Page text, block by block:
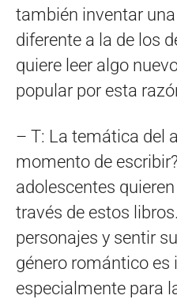
también inventar
diferente a la de los
quiere leer algo
popular por esta
– T: La temática del
momento de
adolescentes
través de estos
personajes y sentir
género romántico es
especialmente para